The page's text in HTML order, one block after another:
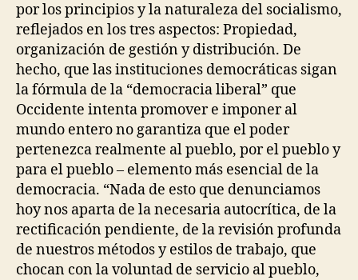
por los principios y la naturaleza del socialismo,
reflejados en los tres aspectos: Propiedad,
organización de gestión y distribución. De
hecho, que las instituciones democráticas sigan
la fórmula de la “democracia liberal” que
Occidente intenta promover e imponer al
mundo entero no garantiza que el poder
pertenezca realmente al pueblo, por el pueblo y
para el pueblo – elemento más esencial de la
democracia. “Nada de esto que denunciamos
hoy nos aparta de la necesaria autocrítica, de la
rectificación pendiente, de la revisión profunda
de nuestros métodos y estilos de trabajo, que
chocan con la voluntad de servicio al pueblo,